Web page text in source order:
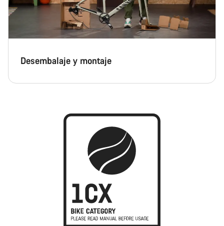
Desembalaje y montaje